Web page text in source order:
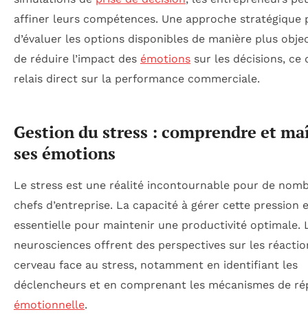
affiner leurs compétences. Une approche stratégique
d’évaluer les options disponibles de manière plus
de réduire l’impact des émotions sur les décisions, ce
relais direct sur la performance commerciale.
Gestion du stress : comprendre et
ses émotions
Le stress est une réalité incontournable pour de
chefs d’entreprise. La capacité à gérer cette pression
essentielle pour maintenir une productivité optimale.
neurosciences offrent des perspectives sur les
cerveau face au stress, notamment en identifiant les
déclencheurs et en comprenant les mécanismes de
émotionnelle.